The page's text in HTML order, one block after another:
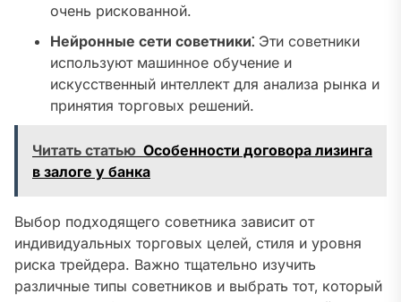
очень рискованной.
Нейронные сети советники⁚ Эти советники
используют машинное обучение и
искусственный интеллект для анализа рынка и
принятия торговых решений.
Читать статью Особенности договора лизинга
в залоге у банка
Выбор подходящего советника зависит от
индивидуальных торговых целей‚ стиля и уровня
риска трейдера. Важно тщательно изучить
различные типы советников и выбрать тот‚ который